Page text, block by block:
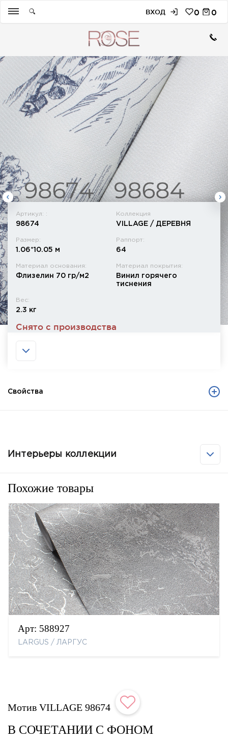
ВХОД 0 0
Артикул: :
98674
Коллекция
VILLAGE / ДЕРЕВНЯ
Размер:
1.06*10.05 м
Раппорт:
64
Материал основания:
Флизелин 70 гр/м2
Материал покрытия:
Винил горячего
тиснения
Вес:
2.3 кг
Снято с производства
Свойства
Интерьеры коллекции
Похожие товары
Арт: 588927
LARGUS / ЛАРГУС
Мотив VILLAGE 98674
В СОЧЕТАНИИ С ФОНОМ